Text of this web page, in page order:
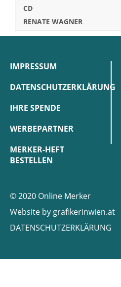
CD
RENATE WAGNER
IMPRESSUM
DATENSCHUTZERKLÄRUNG
IHRE SPENDE
WERBEPARTNER
MERKER-HEFT
BESTELLEN
© 2020 Online Merker
Website by grafikerinwien.at
DATENSCHUTZERKLÄRUNG